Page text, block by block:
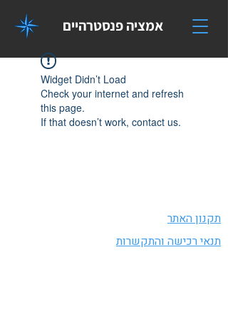
אמציה פנסטרהיים
Widget Didn’t Load
Check your internet and refresh
this page.
If that doesn’t work, contact us.
תקנון האתר
תנאי רכישה והתקשרות